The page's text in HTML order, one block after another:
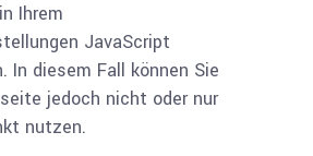
Ihrem
JavaScript
In diesem Fall können Sie
jedoch nicht oder nur
nutzen.